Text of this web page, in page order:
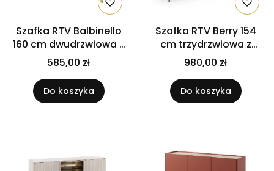
Szafka RTV Balbinello
160 cm dwudrzwiowa z
szufladą Ciemny
niebieski
585,00 zł
Do koszyka
Szafka RTV Berry 154
cm trzydrzwiowa z
oświetleniem LED Dąb
Wotan / Czarny
980,00 zł
Do koszyka